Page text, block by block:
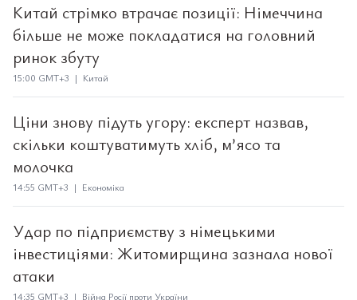
Китай стрімко втрачає позиції: Німеччина
більше не може покладатися на головний
ринок збуту
15:00 GMT+3 | Китай
Ціни знову підуть угору: експерт назвав,
скільки коштуватимуть хліб, м’ясо та
молочка
14:55 GMT+3 | Економіка
Удар по підприємству з німецькими
інвестиціями: Житомирщина зазнала нової
атаки
14:35 GMT+3 | Війна Росії проти України